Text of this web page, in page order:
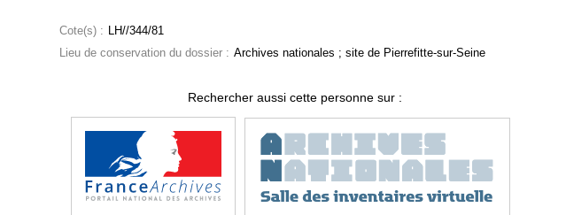
Cote(s) : LH//344/81
Lieu de conservation du dossier : Archives nationales ; site de Pierrefitte-sur-Seine
Rechercher aussi cette personne sur :